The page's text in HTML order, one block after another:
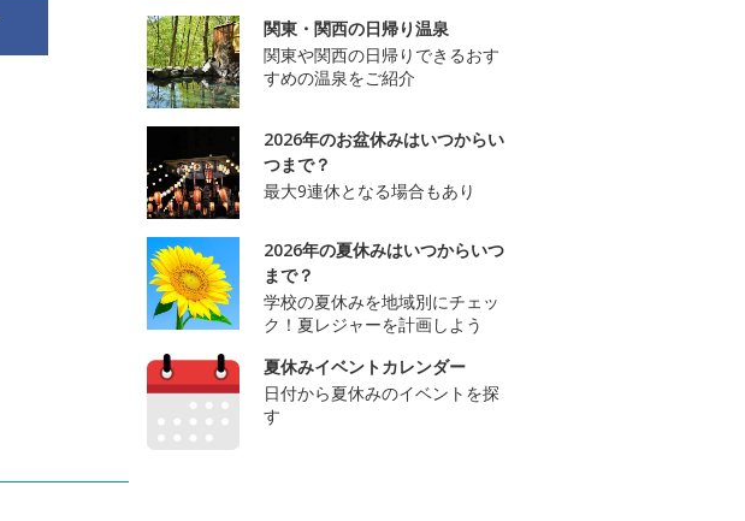
関東・関西の日帰り温泉
関東や関西の日帰りできるおす
すめの温泉をご紹介
2026年のお盆休みはいつからい
つまで？
最大9連休となる場合もあり
2026年の夏休みはいつからいつ
まで？
学校の夏休みを地域別にチェッ
ク！夏レジャーを計画しよう
夏休みイベントカレンダー
日付から夏休みのイベントを探
す